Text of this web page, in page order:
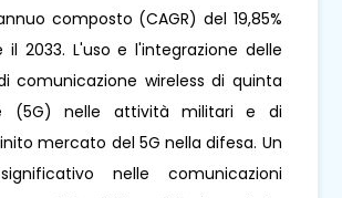
composto (CAGR) del 19,85%
il 2033. L'uso e l'integrazione delle
comunicazione wireless di quinta
(5G) nelle attività militari e di
mercato del 5G nella difesa. Un
nelle comunicazioni